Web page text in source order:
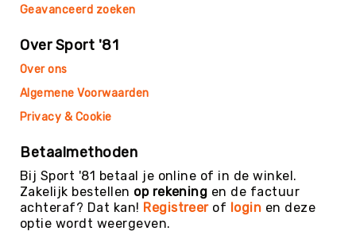
Ballen
Teambuilding
Trampolinespringen
Trefbal
Turnen
/
Gymnastiek
Vechtsport
&
Geavanceerd zoeken
Over Sport '81
Over ons
Algemene Voorwaarden
Privacy & Cookie
Betaalmethoden
Bij Sport '81 betaal je online of in de winkel.
Zakelijk bestellen op rekening en de factuur
achteraf? Dat kan! Registreerof login en deze
optie wordt weergeven.